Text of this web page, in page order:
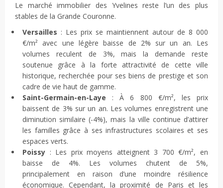
Le marché immobilier des Yvelines reste l’un des plus
stables de la Grande Couronne.
Versailles : Les prix se maintiennent autour de 8 000
€/m² avec une légère baisse de 2% sur un an. Les
volumes reculent de 3%, mais la demande reste
soutenue grâce à la forte attractivité de cette ville
historique, recherchée pour ses biens de prestige et son
cadre de vie haut de gamme.
Saint-Germain-en-Laye : À 6 800 €/m², les prix
baissent de 3% sur un an. Les volumes enregistrent une
diminution similaire (-4%), mais la ville continue d’attirer
les familles grâce à ses infrastructures scolaires et ses
espaces verts.
Poissy : Les prix moyens atteignent 3 700 €/m², en
baisse de 4%. Les volumes chutent de 5%,
principalement en raison d’une moindre résilience
économique. Cependant, la proximité de Paris et les